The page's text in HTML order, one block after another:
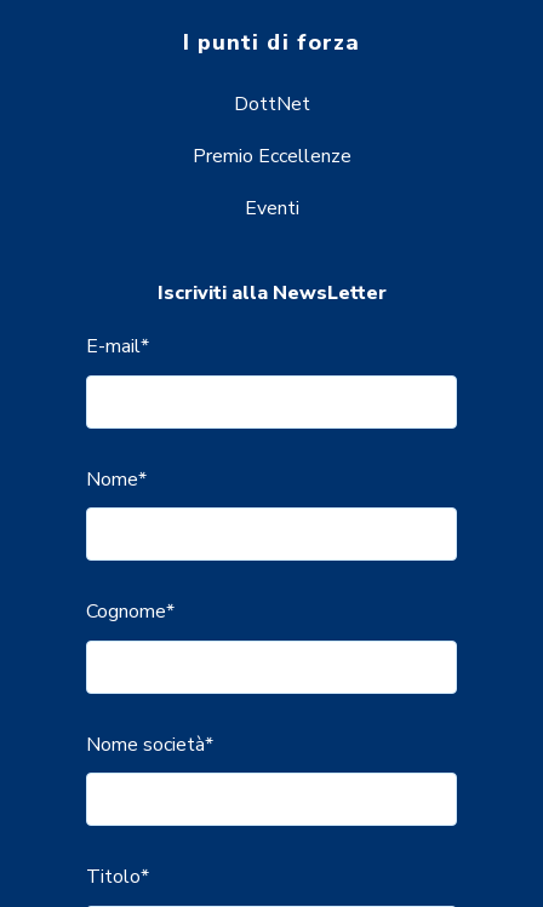
I punti di forza
DottNet
Premio Eccellenze
Eventi
Iscriviti alla NewsLetter
E-mail*
Nome*
Cognome*
Nome società*
Titolo*